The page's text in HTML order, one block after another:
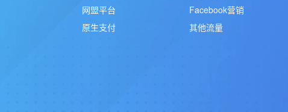
网盟平台
原生支付
Facebook营销
其他流量